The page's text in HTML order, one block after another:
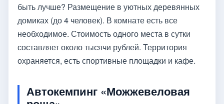
быть лучше? Размещение в уютных деревянных
домиках (до 4 человек). В комнате есть все
необходимое. Стоимость одного места в сутки
составляет около тысячи рублей. Территория
охраняется, есть спортивные площадки и кафе.
Автокемпинг «Можжевеловая